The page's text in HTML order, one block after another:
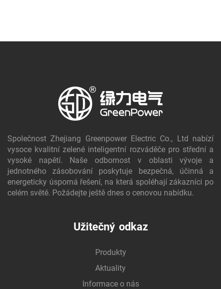
Společnost Zhejiang Greenpower Electric Co., Ltd nabízí
vysoce kvalitní zelené inteligentní rozváděče pro střední a
vysoké napětí. Naše odbornost v oblasti vývoje a
jednotného zásobování poskytuje bezpečná, účinná a
energeticky úsporná řešení, na která spoléhají zákazníci po
celém světě. Požádejte ještě dnes o cenovou nabídku.
Užitečný odkaz
Produkty
Aktuality
Informace o nás